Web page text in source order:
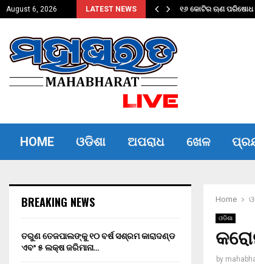
August 6, 2026 LATEST NEWS
ଏବଂ… ୧୬ କୋଟିର ଋଣ ପରିଷୋଧ
HOME ଓଡିଶା ଅପରାଧ ଖେଳ
Home
ଓଡିଶା
by
BREAKING NEWS
ତରୁଣ ତେଜପାଲଙ୍କୁ ୧୦ ବର୍ଷ ସଶ୍ରମ କାରାଦଣ୍ଡ
ଏବଂ ₹୫ ଲକ୍ଷ ଜରିମାନା…